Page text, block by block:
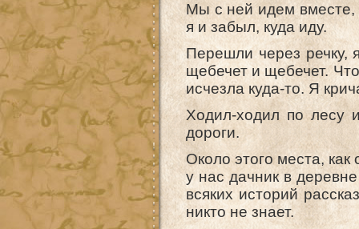
Мы с ней идем вместе,
я и забыл, куда иду.
Перешли через речку,
щебечет и щебечет.
исчезла куда-то. Я
Ходил-ходил по лесу
дороги.
Около этого места,
у нас дачник в
всяких историй
никто не знает.